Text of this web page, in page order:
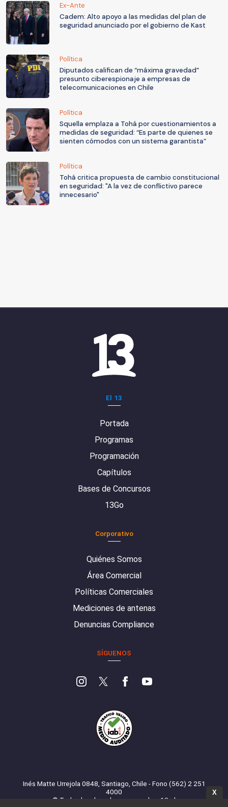
Ex-Ante
Cadem: Alto apoyo a las medidas del plan de
seguridad anunciado por el gobierno de Kast
Política
Diputados califican de “máxima gravedad”
presunto ciberespionaje a empresas de
telecomunicaciones en Chile
Política
Squella emplaza a Tohá por cuestionamientos a
medidas de seguridad: “Es parte de quienes se
sienten cómodos con un sistema garantista”
Política
Tohá critica propuesta de cambio constitucional
en seguridad: "A la vez de conflictivo parece
innecesario"
El 13
Portada
Programas
Programación
Capítulos
Bases de Concursos
13Go
Corporativo
Quiénes Somos
Área Comercial
Políticas Comerciales
Mediciones de antenas
Denuncias Compliance
SÍGUENOS
Inés Matte Urrejola 0848, Santiago, Chile - Fono (562) 2 251
4000
© Todos los derechos reservados. 13.cl
X